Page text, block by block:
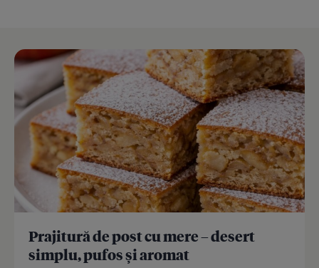
Prajitură de post cu mere – desert
simplu, pufos și aromat